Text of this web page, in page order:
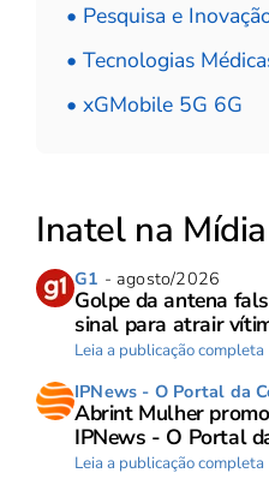
• Pesquisa e
• Tecnologias
• xGMobile 5G 6G
Inatel na Mídia
G1 - agosto/2026
Golpe da antena
sinal para atrair
Leia a publicação completa
IPNews - O Portal da
Abrint Mulher
IPNews - O Portal
Leia a publicação completa